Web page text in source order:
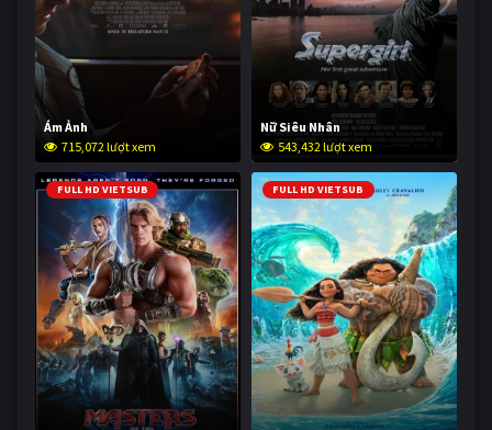
Ám Ảnh
715,072 lượt xem
Nữ Siêu Nhân
543,432 lượt xem
FULL HD VIETSUB FULL HD VIETSUB